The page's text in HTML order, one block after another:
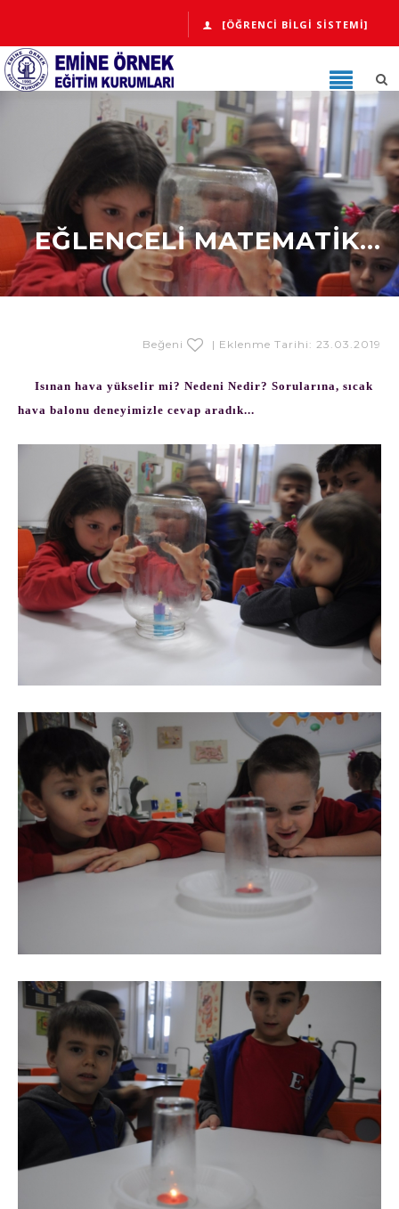
[ÖĞRENCI BILGI SISTEMI]
EĞLENCELI MATEMATIK...
Beğeni | Eklenme Tarihi: 23.03.2019
Isınan hava yükselir mi? Nedeni Nedir? Sorularına, sıcak
hava balonu deneyimizle cevap aradık...